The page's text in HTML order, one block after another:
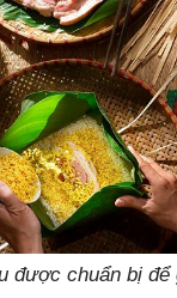
được chuẩn bị để